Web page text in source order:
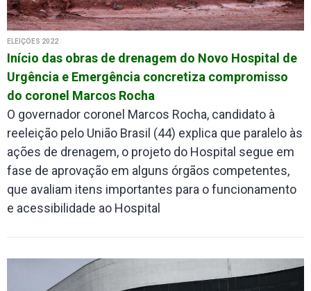
ELEIÇÕES 2022
Início das obras de drenagem do Novo Hospital de
Urgência e Emergência concretiza compromisso
do coronel Marcos Rocha
O governador coronel Marcos Rocha, candidato à
reeleição pelo União Brasil (44) explica que paralelo às
ações de drenagem, o projeto do Hospital segue em
fase de aprovação em alguns órgãos competentes,
que avaliam itens importantes para o funcionamento
e acessibilidade ao Hospital